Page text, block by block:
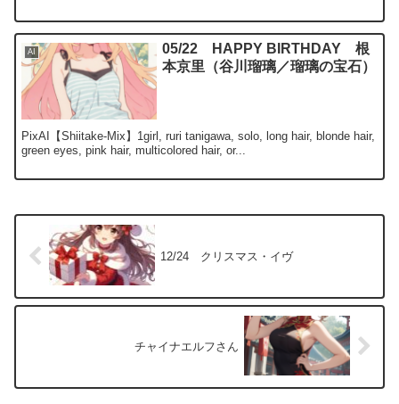
AI
05/22 HAPPY BIRTHDAY 根
本京里（谷川瑠璃／瑠璃の宝石）
PixAI【Shiitake-Mix】1girl, ruri tanigawa, solo, long hair, blonde hair,
green eyes, pink hair, multicolored hair, or...
12/24 クリスマス・イヴ
チャイナエルフさん